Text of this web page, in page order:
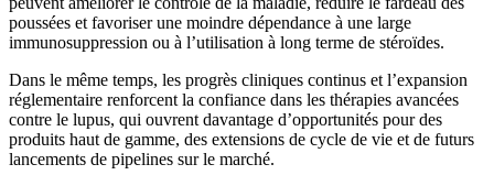
poussées et favoriser une moindre dépendance à une large
immunosuppression ou à l’utilisation à long terme de stéroïdes.
Dans le même temps, les progrès cliniques continus et l’expansion
réglementaire renforcent la confiance dans les thérapies avancées
contre le lupus, qui ouvrent davantage d’opportunités pour des
produits haut de gamme, des extensions de cycle de vie et de futurs
lancements de pipelines sur le marché.